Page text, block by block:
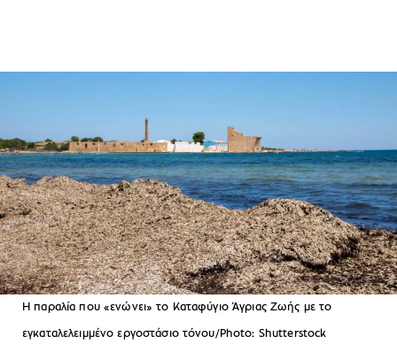
Η παραλία που «ενώνει» το Καταφύγιο Άγριας Ζωής με το
εγκαταλελειμμένο εργοστάσιο τόνου/Photo: Shutterstock